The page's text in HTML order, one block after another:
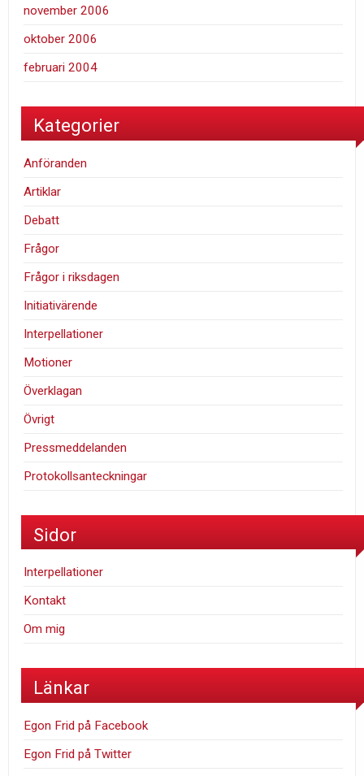
november 2006
oktober 2006
februari 2004
Kategorier
Anföranden
Artiklar
Debatt
Frågor
Frågor i riksdagen
Initiativärende
Interpellationer
Motioner
Överklagan
Övrigt
Pressmeddelanden
Protokollsanteckningar
Sidor
Interpellationer
Kontakt
Om mig
Länkar
Egon Frid på Facebook
Egon Frid på Twitter